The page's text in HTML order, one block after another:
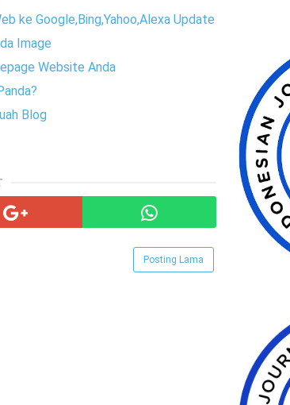
ke Google,Bing,Yahoo,Alexa Update
Image
Website Anda
Blog
Posting Lama